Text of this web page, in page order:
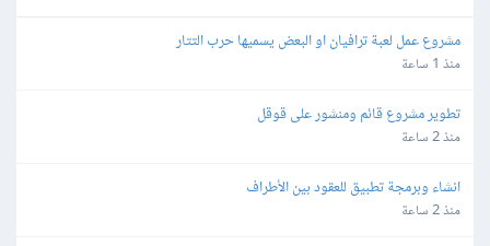
مشروع عمل لعبة ترافيان او البعض يسميها حرب التتار
منذ 1 ساعة
تطوير مشروع قائم ومنشور على قوقل
منذ 2 ساعة
انشاء وبرمجة تطبيق للعقود بين الأطراف
منذ 2 ساعة